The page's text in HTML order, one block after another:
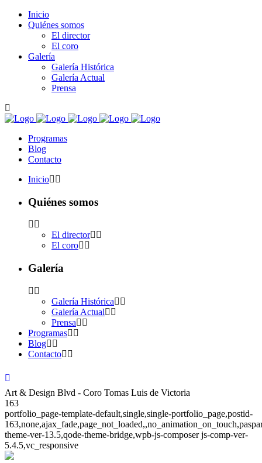
Inicio
Quiénes somos
El director
El coro
Galería
Galería Histórica
Galería Actual
Prensa
Programas
Blog
Contacto
Inicio
Quiénes somos
El director
El coro
Galería
Galería Histórica
Galería Actual
Prensa
Programas
Blog
Contacto
Art & Design Blvd - Coro Tomas Luis de Victoria
163
portfolio_page-template-default,single,single-portfolio_page,postid-
theme-ver-13.5,qode-theme-bridge,wpb-js-composer js-comp-ver-
5.4.5,vc_responsive